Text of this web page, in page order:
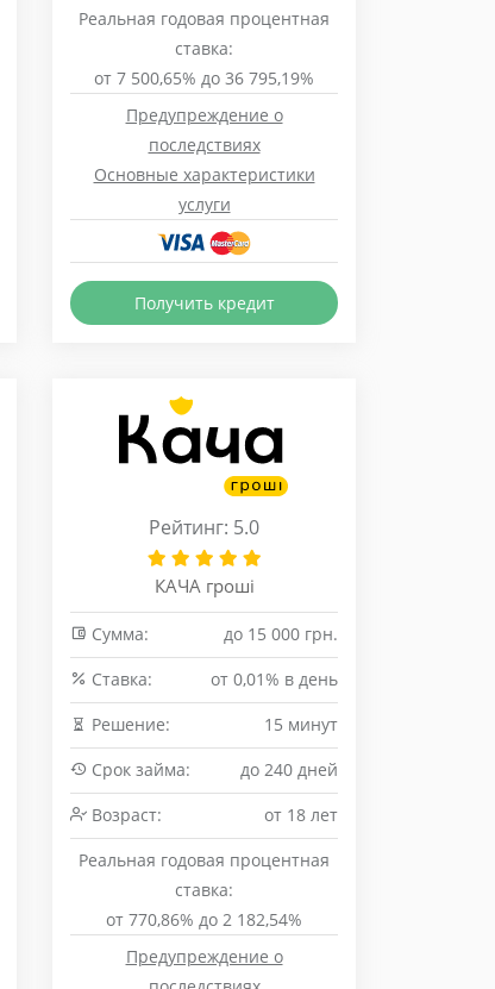
Реальная годовая процентная
ставка:
от 7 500,65% до 36 795,19%
Предупреждение о
последствиях
Основные характеристики
услуги
Получить кредит
Рейтинг: 5.0
КАЧА гроші
Сумма:
до 15 000 грн.
Cтавка:
от 0,01% в день
Решение:
15 минут
Срок займа:
до 240 дней
Возраст:
от 18 лет
Реальная годовая процентная
ставка:
от 770,86% до 2 182,54%
Предупреждение о